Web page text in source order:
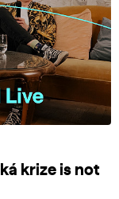
krize is not